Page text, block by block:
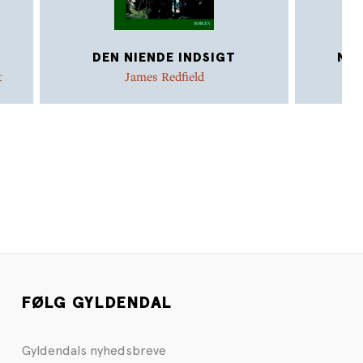
DEN NIENDE INDSIGT
James Redfield
FØLG GYLDENDAL
Gyldendals nyhedsbreve